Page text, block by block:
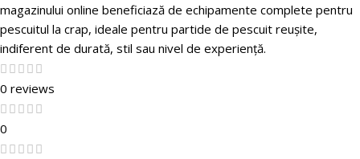
magazinului online beneficiază de echipamente complete pentru
pescuitul la crap, ideale pentru partide de pescuit reușite,
indiferent de durată, stil sau nivel de experiență.
0 reviews
0